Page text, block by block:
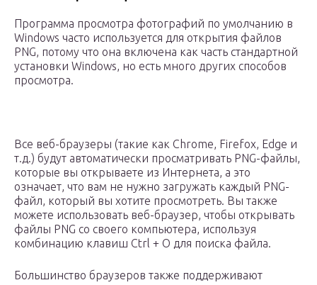
Программа просмотра фотографий по умолчанию в
Windows часто используется для открытия файлов
PNG, потому что она включена как часть стандартной
установки Windows, но есть много других способов
просмотра.
Все веб-браузеры (такие как Chrome, Firefox, Edge и
т.д.) будут автоматически просматривать PNG-файлы,
которые вы открываете из Интернета, а это
означает, что вам не нужно загружать каждый PNG-
файл, который вы хотите просмотреть. Вы также
можете использовать веб-браузер, чтобы открывать
файлы PNG со своего компьютера, используя
комбинацию клавиш Ctrl + O для поиска файла.
Большинство браузеров также поддерживают